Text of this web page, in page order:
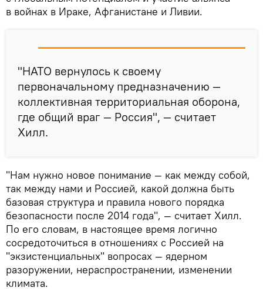
в войнах в Ираке, Афганистане и Ливии.
"НАТО вернулось к своему
первоначальному предназначению —
коллективная территориальная оборона,
где общий враг — Россия", — считает
Хилл.
"Нам нужно новое понимание — как между собой,
так между нами и Россией, какой должна быть
базовая структура и правила нового порядка
безопасности после 2014 года", — считает Хилл.
По его словам, в настоящее время логично
сосредоточиться в отношениях с Россией на
"экзистенциальных" вопросах — ядерном
разоружении, нераспространении, изменении
климата.